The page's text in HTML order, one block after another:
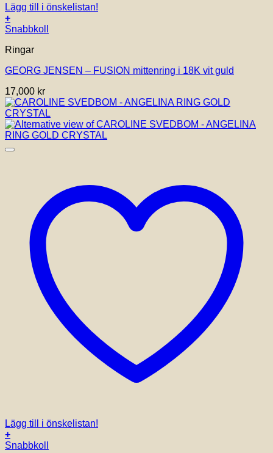
Lägg till i önskelistan!
+
Den
produkten
flera
De
olika
alternativen
kan
väljas
på
Snabbkoll
Ringar
GEORG JENSEN – FUSION mittenring i 18K vit guld
17,000 kr
Lägg till i önskelistan!
+
Snabbkoll